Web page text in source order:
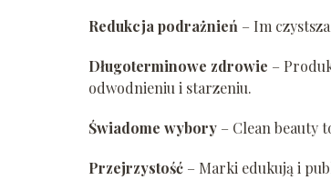
Redukcja podrażnień – Im
Długoterminowe zdrowie –
odwodnieniu i starzeniu.
Świadome wybory – Clean beauty
Przejrzystość – Marki edukują i